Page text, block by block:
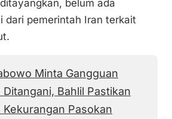
belum ada
dari pemerintah Iran terkait
Minta Gangguan
Bahlil Pastikan
Pasokan